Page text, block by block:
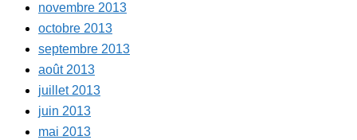
novembre 2013
octobre 2013
septembre 2013
août 2013
juillet 2013
juin 2013
mai 2013